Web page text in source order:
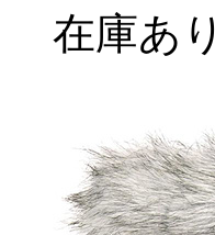
在庫あり